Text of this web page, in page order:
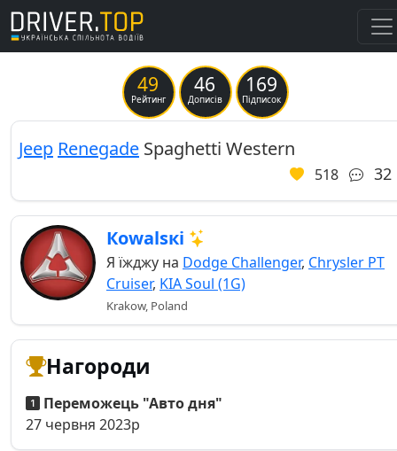
49
Рейтинг
46
Дописів
169
Підписок
Jeep Renegade Spaghetti Western
518 32
Кowаlsкі
Я їжджу на Dodge Challenger, Chrysler PT
Cruiser, KIA Soul (1G)
Krakow, Poland
Нагороди
Переможець "Авто дня"
27 червня 2023р